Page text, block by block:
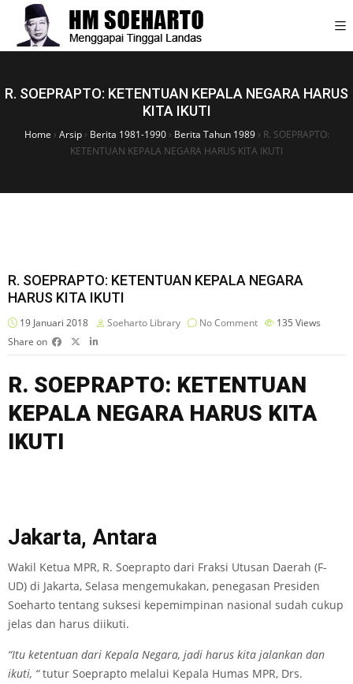
R. SOEPRAPTO: KETENTUAN KEPALA NEGARA HARUS
KITA IKUTI
Home › Arsip› Berita 1981-1990› Berita Tahun 1989› R. SOEPRAPTO:
KETENTUAN KEPALA NEGARA HARUS KITA IKUTI
R. SOEPRAPTO: KETENTUAN KEPALA NEGARA
HARUS KITA IKUTI
19 Januari 2018 Soeharto Library No Comment 135 Views
Share on
R. SOEPRAPTO: KETENTUAN
KEPALA NEGARA HARUS KITA
IKUTI
Jakarta, Antara
Wakil Ketua MPR, R. Soeprapto dari Fraksi Utusan Daerah (F-
UD) di Jakarta, Selasa mengemukakan, penegasan Presiden
Soeharto tentang suksesi kepemimpinan nasional sudah cukup
jelas dan harus diikuti.
“Itu ketentuan dari Kepala Negara, jadi harus kita jalankan dan
ikuti, “tutur Soeprapto melalui Kepala Humas MPR, Drs.